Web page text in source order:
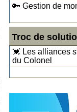
🔑 Gestion de
Troc de
💓 Les alliances
du Colonel